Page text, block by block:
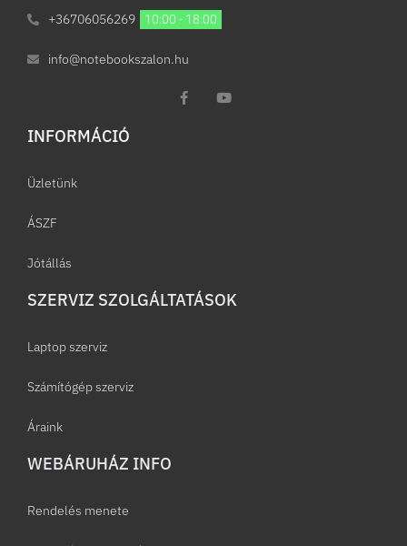
+36706056269 10:00 - 18:00
info@notebookszalon.hu
INFORMÁCIÓ​
Üzletünk
ÁSZF
Jótállás
SZERVIZ SZOLGÁLTATÁSOK
Laptop szerviz
Számítógép szerviz
Áraink
WEBÁRUHÁZ INFO
Rendelés menete